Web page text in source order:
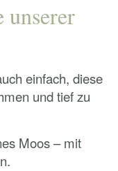
unserer
einfach, diese
und tief zu
Moos – mit